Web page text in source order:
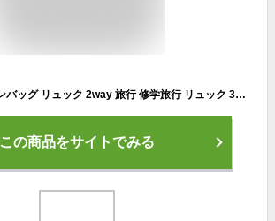
スヌーピー ボストンバッグ リュック 2way 旅行 修学旅行 リュック 35L 大容量 撥水 ロゴ 黒 女子 男子 女の子 男の子 男女兼用 大学生 高校生 中学生 小学生 大人 レディース メンズ トラベル 非常用 通勤 通学 スポーツ 防災 かわいい おしゃれ キャラクター グッズ 人気
この商品をサイトでみる